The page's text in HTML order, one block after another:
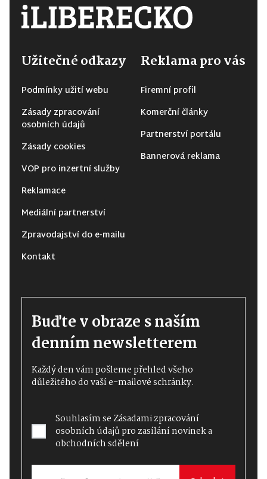
Užitečné odkazy
Podmínky užití webu
Zásady zpracování
osobních údajů
Zásady cookies
VOP pro inzertní služby
Reklamace
Mediální partnerství
Zpravodajství do e-mailu
Kontakt
Reklama pro vás
Firemní profil
Komerční články
Partnerství portálu
Bannerová reklama
Buďte v obraze s naším
denním newsletterem
Každý den vám pošleme přehled všeho
důležitého do vaší e-mailové schránky.
Souhlasím seZásadami zpracování
osobních údajůpro zasílání novinek a
obchodních sdělení